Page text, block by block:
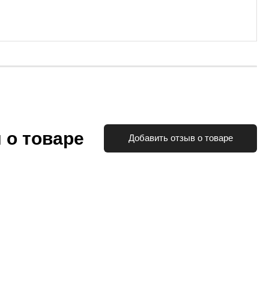
товаре Добавить отзыв о товаре